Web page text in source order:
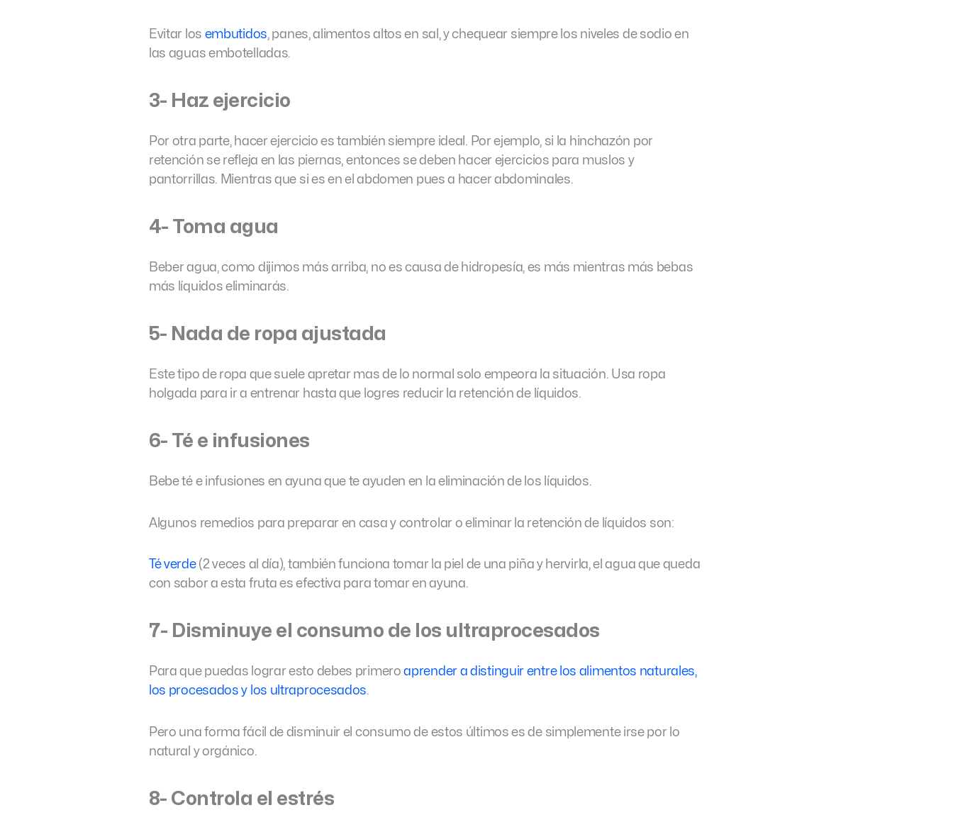
Evitar los embutidos, panes, alimentos altos en sal, y chequear siempre los niveles de sodio en
las aguas embotelladas.
3- Haz ejercicio
Por otra parte, hacer ejercicio es también siempre ideal. Por ejemplo, si la hinchazón por
retención se refleja en las piernas, entonces se deben hacer ejercicios para muslos y
pantorrillas. Mientras que si es en el abdomen pues a hacer abdominales.
4- Toma agua
Beber agua, como dijimos más arriba, no es causa de hidropesía, es más mientras más bebas
más líquidos eliminarás.
5- Nada de ropa ajustada
Este tipo de ropa que suele apretar mas de lo normal solo empeora la situación. Usa ropa
holgada para ir a entrenar hasta que logres reducir la retención de líquidos.
6- Té e infusiones
Bebe té e infusiones en ayuna que te ayuden en la eliminación de los líquidos.
Algunos remedios para preparar en casa y controlar o eliminar la retención de líquidos son:
Té verde(2 veces al día), también funciona tomar la piel de una piña y hervirla, el agua que queda
con sabor a esta fruta es efectiva para tomar en ayuna.
7- Disminuye el consumo de los ultraprocesados
Para que puedas lograr esto debes primeroaprender a distinguir entre los alimentos naturales,
los procesados y los ultraprocesados.
Pero una forma fácil de disminuir el consumo de estos últimos es de simplemente irse por lo
natural y orgánico.
8- Controla el estrés